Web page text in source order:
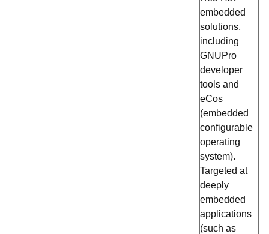
embedded
solutions,
including
GNUPro
developer
tools and
eCos
(embedded
configurable
operating
system).
Targeted at
deeply
embedded
applications
(such as